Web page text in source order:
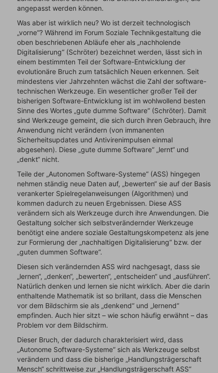
angepasst werden können.
Was aber ist wirklich neu? Wo ist derzeit technologisch
„vorne“? Während im Forum Soziale Technikgestaltung die
oben beschriebenen Abläufe eher als „nachholende
Digitalisierung“ (Schröter) bezeichnet werden, lässt sich in
einem bestimmten Teil der Software-Entwicklung der
evolutionäre Bruch zum tatsächlich Neuen erkennen. Seit
mindestens vier Jahrzehnten wächst die Zahl der software-
technischen Werkzeuge. Ein wesentlicher großer Teil der
bisherigen Software-Entwicklung ist im wohlwollend besten
Sinne des Wortes „gute dumme Software“ (Schröter). Damit
sind Werkzeuge gemeint, die sich durch ihren Gebrauch, ihre
Anwendung nicht verändern (von immanenten
Sicherheitsupdates und Antivirenimpulsen einmal
abgesehen). Diese „gute dumme Software“ „lernt“ und
„denkt“ nicht.
Teile der „Autonomen Software-Systeme“ (ASS) hingegen
nehmen ständig neue Daten auf, „bewerten“ sie auf der Basis
verankerter Spielregelanweisungen (Algorithmen) und
kommen dadurch zu neuen Ergebnissen. Diese ASS
verändern sich als Werkzeuge durch ihre Anwendungen. Die
Gestaltung solcher sich selbstverändernder Werkzeuge
benötigt eine andere soziale Gestaltungskompetenz als jene
zur Formierung der „nachhaltigen Digitalisierung“ bzw. der
„guten dummen Software“.
Diesen sich verändernden ASS wird nachgesagt, dass sie
„lernen“, „denken“, „bewerten“, „entscheiden“ und „ausführen“.
Natürlich denken und lernen sie nicht wirklich. Aber die darin
enthaltende Mathematik ist so brillant, dass die Menschen
vor dem Bildschirm sie als „denkend“ und „lernend“
empfinden. Auch hier sitzt – wie schon häufig erwähnt – das
Problem vor dem Bildschirm.
Dieser Bruch, der dadurch charakterisiert wird, dass
„Autonome Software-Systeme“ sich als Werkzeuge selbst
verändern und dass die bisherige „Handlungsträgerschaft
Mensch“ schrittweise zur „Handlungsträgerschaft ASS“